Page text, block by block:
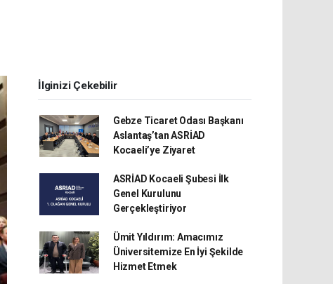
İlginizi Çekebilir
Gebze Ticaret Odası Başkanı
Aslantaş’tan ASRİAD
Kocaeli’ye Ziyaret
ASRİAD Kocaeli Şubesi İlk
Genel Kurulunu
Gerçekleştiriyor
Ümit Yıldırım: Amacımız
Üniversitemize En İyi Şekilde
Hizmet Etmek